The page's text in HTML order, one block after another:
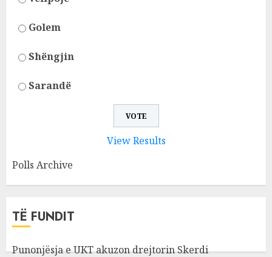
Golem
Shëngjin
Sarandë
View Results
Polls Archive
TË FUNDIT
Punonjësja e UKT akuzon drejtorin Skerdi